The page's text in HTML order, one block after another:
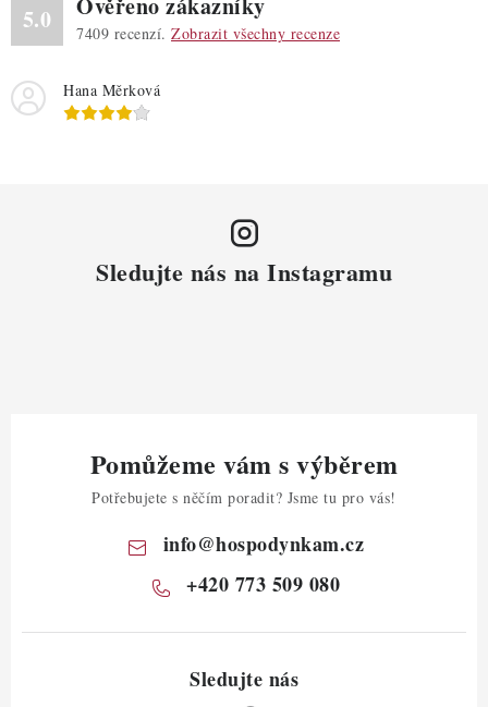
5.0 7409 recenzí. Zobrazit všechny recenze
Hana Měrková
Sledujte nás na Instagramu
Pomůžeme vám s výběrem
Potřebujete s něčím poradit? Jsme tu pro vás!
info@hospodynkam.cz
+420 773 509 080